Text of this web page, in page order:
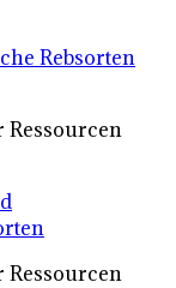
Rebsorten
Ressourcen
Ressourcen